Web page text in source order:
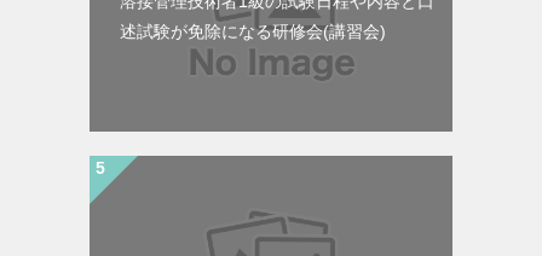
述試験が免除になる研修会(講習会)